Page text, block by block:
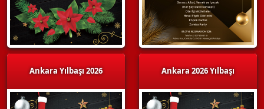
Ankara Yılbaşı 2026 Ankara 2026 Yılbaşı